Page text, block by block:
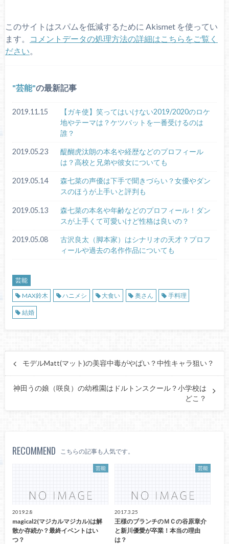
このサイトはスパムを低減するために Akismet を使ってい
ます。
コメントデータの処理方法の詳細はこちらをご覧く
ださい。
芸能 の最新記事
2019.11.15
【ガキ使】笑ってはいけない2019/2020のロケ
地やテーマは？ケツバットを一番受けるのは
誰？
2019.05.23
醍醐虎汰朗の本名や経歴などのプロフィール
は？高校と兄弟や彼女についても
2019.05.14
森七菜の声優は下手で聞きづらい？女優やダン
スのほうが上手いと評判も
2019.05.13
森七菜の本名や年齢などのプロフィール！ダン
スが上手くて可愛いけど性格は良いの？
2019.05.08
古沢良太（脚本家）はシナリオの天才？プロフ
ィールや過去の名作作品についても
芸能
MAX鈴木
ハニメシ 大食い 奥さん 手料理
結婚
モデルMatt(マット)の美容中毒がやばい？中性キャラ狙い？
神田うの娘（咲良）の幼稚園はドルトンスクール？小学校は
どこ？
RECOMMEND こちらの記事も人気です。
芸能
2019.2.8
magical2(マジカルマジカル)は解
散か存続か？最終イベントはい
つ？
芸能
2017.3.25
王様のブランチのＭＣの谷原章介
と新川優愛が卒業！本当の理由
は？